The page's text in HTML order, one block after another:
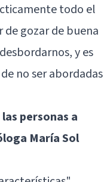
todo el
gozar de buena
y es
no ser abordadas
personas a
María Sol